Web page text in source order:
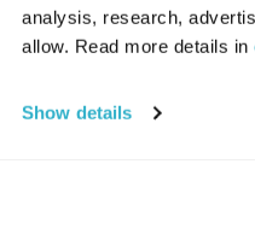
analysis, research,
allow. Read more details in
Show details